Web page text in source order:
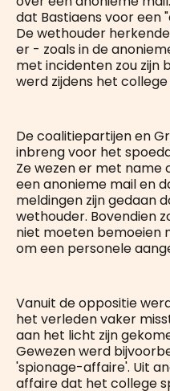
dat Bastiaens voor een
De wethouder
er - zoals in de
met incidenten zou zijn
werd zijdens het
De coalitiepartijen en
inbreng voor het
Ze wezen er met name
een anonieme mail en
meldingen zijn gedaan
wethouder. Bovendien
niet moeten bemoeien
om een personele
Vanuit de oppositie
het verleden vaker
aan het licht zijn
Gewezen werd
'spionage-affaire'. Uit
affaire dat het college